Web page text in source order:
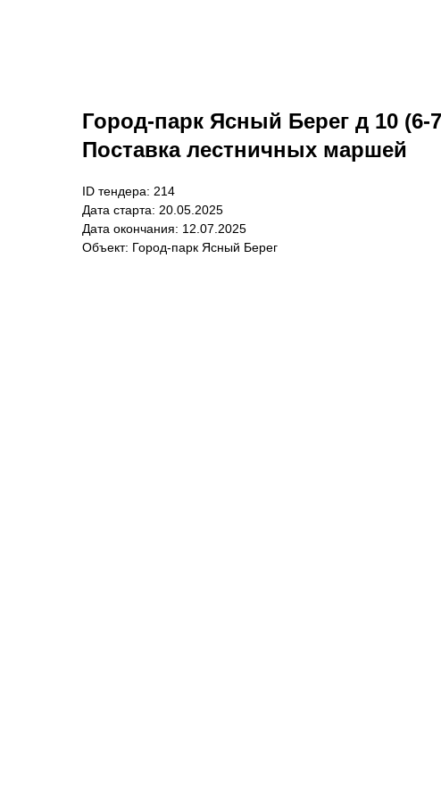
Город-парк Ясный Берег д 10 (6-
Поставка лестничных маршей
ID тендера: 214
Дата старта: 20.05.2025
Дата окончания: 12.07.2025
Объект: Город-парк Ясный Берег